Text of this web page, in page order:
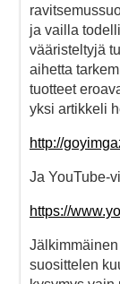
ja vailla
vääristeltyjä
aihetta
tuotteet
yksi artikkeli
http://
Ja YouTube-
https://
suosittelen